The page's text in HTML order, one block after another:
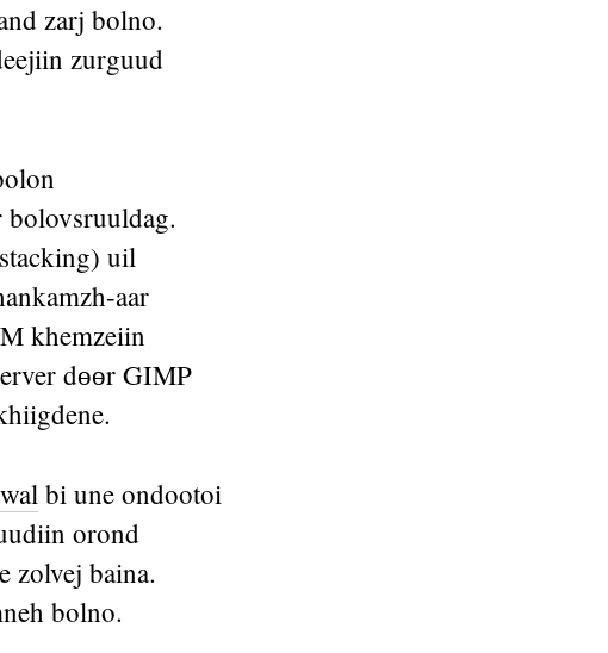
zarj bolno.
zurguud
uil
aar
khemzeiin
dөөr GIMP
bi une ondootoi
orond
zolvej baina.
bolno.